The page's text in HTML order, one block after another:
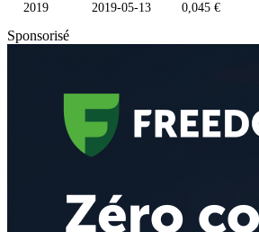
2019 2019-05-13 0,045 €
Sponsorisé